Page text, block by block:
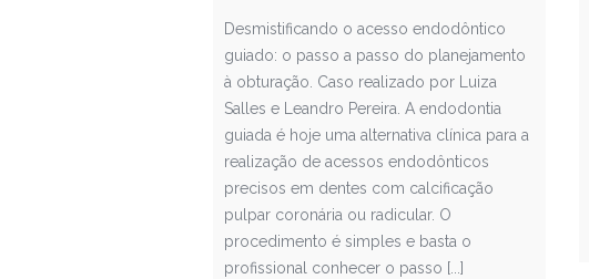
Desmistificando o acesso endodôntico
guiado: o passo a passo do planejamento
à obturação. Caso realizado por Luiza
Salles e Leandro Pereira. A endodontia
guiada é hoje uma alternativa clínica para a
realização de acessos endodônticos
precisos em dentes com calcificação
pulpar coronária ou radicular. O
procedimento é simples e basta o
profissional conhecer o passo [...]